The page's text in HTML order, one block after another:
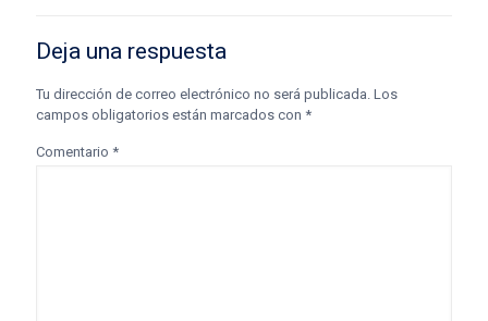
Deja una respuesta
Tu dirección de correo electrónico no será publicada. Los
campos obligatorios están marcados con *
Comentario *